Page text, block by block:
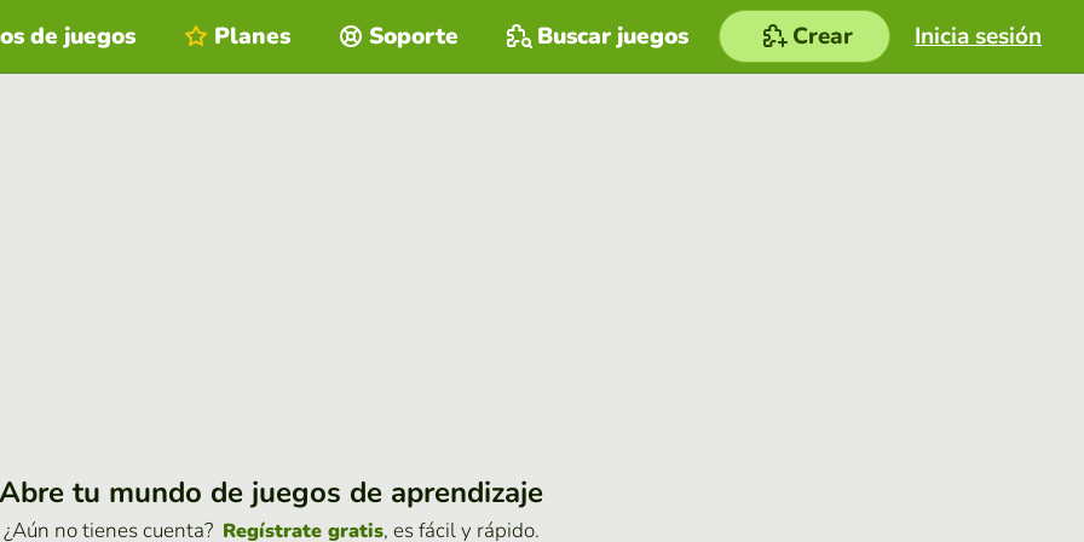
Inicia sesión
de juegos Planes Soporte Buscar juegos Crear
Abre tu mundo de juegos de aprendizaje
¿Aún no tienes cuenta? Regístrate gratis, es fácil y rápido.